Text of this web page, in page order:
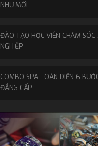
NHƯ MỚI
ĐÀO TẠO HỌC VIÊN CHĂM SÓC
NGHIỆP
COMBO SPA TOÀN DIỆN 6
ĐẲNG CẤP